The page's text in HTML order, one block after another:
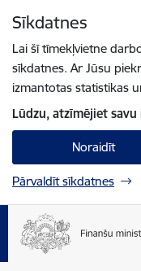
Sīkdatnes
Lai šī tīmekļvietne
sīkdatnes. Ar Jūsu
izmantotas statistikas
Lūdzu, atzīmējiet savu
Noraidīt
Pārvaldīt sīkdatnes